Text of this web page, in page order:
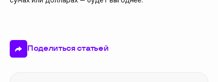
Поделиться статьей